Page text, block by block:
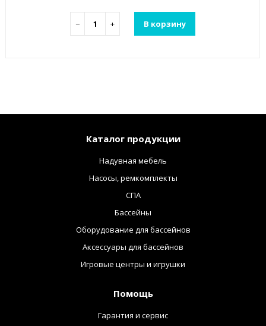
− + В корзину
Каталог продукции
Надувная мебель
Насосы, ремкомплекты
СПА
Бассейны
Оборудование для бассейнов
Аксессуары для бассейнов
Игровые центры и игрушки
Помощь
Гарантия и сервис